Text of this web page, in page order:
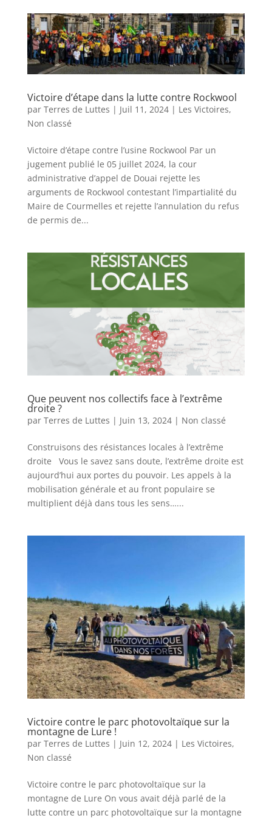
Victoire d’étape dans la lutte contre Rockwool
par Terres de Luttes | Juil 11, 2024| Les Victoires,
Non classé
Victoire d’étape contre l’usine Rockwool Par un
jugement publié le 05 juillet 2024, la cour
administrative d’appel de Douai rejette les
arguments de Rockwool contestant l’impartialité du
Maire de Courmelles et rejette l’annulation du refus
de permis de...
Que peuvent nos collectifs face à l’extrême
droite ?
par Terres de Luttes | Juin 13, 2024| Non classé
Construisons des résistances locales à l’extrême
droite Vous le savez sans doute, l’extrême droite est
aujourd’hui aux portes du pouvoir. Les appels à la
mobilisation générale et au front populaire se
multiplient déjà dans tous les sens…...
Victoire contre le parc photovoltaïque sur la
montagne de Lure !
par Terres de Luttes | Juin 12, 2024| Les Victoires,
Non classé
Victoire contre le parc photovoltaïque sur la
montagne de Lure On vous avait déjà parlé de la
lutte contre un parc photovoltaïque sur la montagne